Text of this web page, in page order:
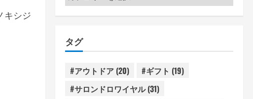
キシジ
テ
ー
タグ
#アウトドア(20) #ギフト (19)
#サロンドロワイヤル(31)